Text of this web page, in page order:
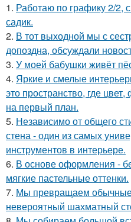
1. Работаю по графику 2/2,
садик.
2. В тот выходной мы с
допоздна, обсуждали
3. У моей бабушки живёт
4. Яркие и смелые
это пространство, где
на первый план.
5. Независимо от общего
стена - один из самых
инструментов в интерьере.
6. В основе оформления -
мягкие пастельные оттенки.
7. Мы превращаем обычные
невероятный шахматный